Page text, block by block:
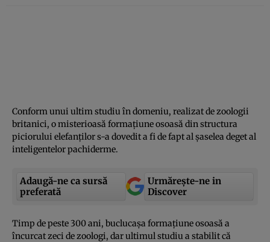
Conform unui ultim studiu în domeniu, realizat de zoologii
britanici, o misterioasă formaţiune osoasă din structura
piciorului elefanţilor s-a dovedit a fi de fapt al şaselea deget al
inteligentelor pachiderme.
Adaugă-ne ca sursă
preferată
Urmărește-ne in
Discover
Timp de peste 300 ani, buclucaşa formaţiune osoasă a
încurcat zeci de zoologi, dar ultimul studiu a stabilit că